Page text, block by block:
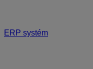
ERP systém